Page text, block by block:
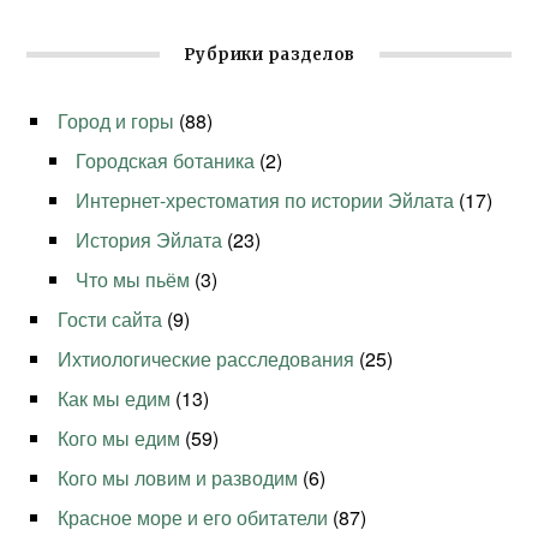
Рубрики разделов
Город и горы (88)
Городская ботаника (2)
Интернет-хрестоматия по истории Эйлата (17)
История Эйлата (23)
Что мы пьём (3)
Гости сайта (9)
Ихтиологические расследования (25)
Как мы едим (13)
Кого мы едим (59)
Кого мы ловим и разводим (6)
Красное море и его обитатели (87)